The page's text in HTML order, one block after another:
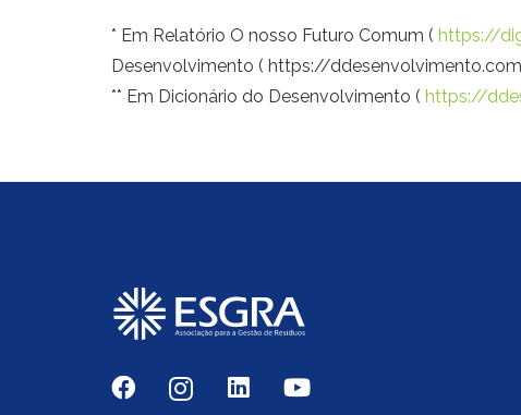
* Em Relatório O nosso Futuro Comum ( https://
Desenvolvimento ( https://
** Em Dicionário do Desenvolvimento ( https://